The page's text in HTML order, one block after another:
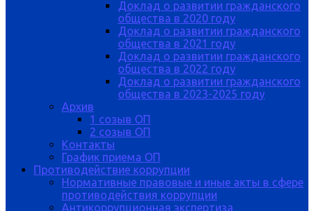
Доклад о развитии гражданского
общества в 2020 году
Доклад о развитии гражданского
общества в 2021 году
Доклад о развитии гражданского
общества в 2022 году
Доклад о развитии гражданского
общества в 2023-2025 году
Архив
1 созыв ОП
2 созыв ОП
Контакты
График приема ОП
Противодействие коррупции
Нормативные правовые и иные акты в сфере
противодействия коррупции
Антикоррупционная экспертиза